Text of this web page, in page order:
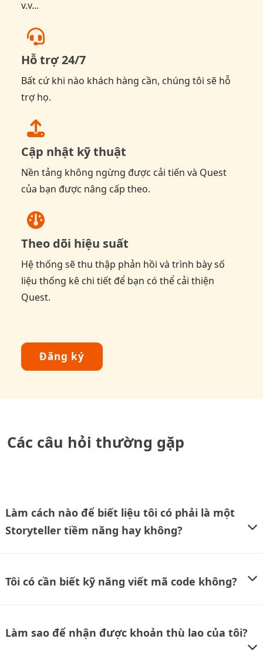
v.v...
Hỗ trợ 24/7
Bất cứ khi nào khách hàng cần, chúng tôi sẽ hỗ
trợ họ.
Cập nhật kỹ thuật
Nền tảng không ngừng được cải tiến và Quest
của bạn được nâng cấp theo.
Theo dõi hiệu suất
Hệ thống sẽ thu thập phản hồi và trình bày số
liệu thống kê chi tiết để bạn có thể cải thiện
Quest.
Đăng ký
Các câu hỏi thường gặp
Làm cách nào để biết liệu tôi có phải là một
Storyteller tiềm năng hay không?
Tôi có cần biết kỹ năng viết mã code không?
Làm sao để nhận được khoản thù lao của tôi?